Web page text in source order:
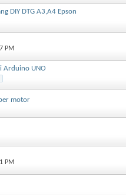
DIY DTG A3,A4 Epson
PM
Arduino UNO
motor
PM